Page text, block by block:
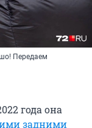
Передаем
года она
задними